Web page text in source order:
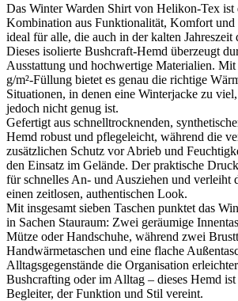
Das Winter Warden Shirt von Helikon-Tex ist
Kombination aus Funktionalität, Komfort und
ideal für alle, die auch in der kalten Jahreszeit
Dieses isolierte Bushcraft-Hemd überzeugt
Ausstattung und hochwertige Materialien.
g/m²-Füllung bietet es genau die richtige
Situationen, in denen eine Winterjacke zu
jedoch nicht genug ist.
Gefertigt aus schnelltrocknenden,
Hemd robust und pflegeleicht, während die
zusätzlichen Schutz vor Abrieb und
den Einsatz im Gelände. Der praktische
für schnelles An- und Ausziehen und verleiht
einen zeitlosen, authentischen Look.
Mit insgesamt sieben Taschen punktet das
in Sachen Stauraum: Zwei geräumige
Mütze oder Handschuhe, während zwei
Handwärmetaschen und eine flache
Alltagsgegenstände die Organisation
Bushcrafting oder im Alltag – dieses Hemd
Begleiter, der Funktion und Stil vereint.